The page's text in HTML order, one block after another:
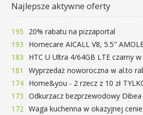
Najlepsze aktywne oferty
195
20% rabatu na pizzaportal
193
183
181
174
173
172